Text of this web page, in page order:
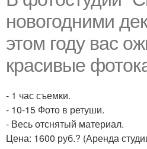
новогодними
этом году вас
красивые
- 1 час съемки.
- 10-15 Фото в ретуши.
- Весь отснятый материал.
Цена: 1600 руб.? (Аренда